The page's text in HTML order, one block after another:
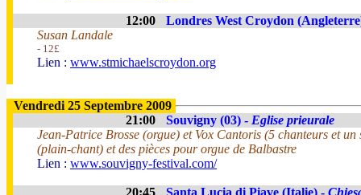
12:00
Londres West Croydon
Susan Landale
- 12£
Lien : www.stmichaelscroydon.org
Vendredi 25 Septembre 2009
21:00
Souvigny (03) - Eglise prieurale
Jean-Patrice Brosse (orgue) et Vox Cantoris (5 chanteurs et
(plain-chant) et des pièces pour orgue de Balbastre
Lien : www.souvigny-festival.com/
20:45 Santa Lucia di Piave (Italie) -